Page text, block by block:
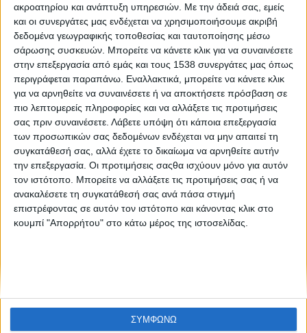
ακροατηρίου και ανάπτυξη υπηρεσιών. Με την άδειά σας, εμείς
και οι συνεργάτες μας ενδέχεται να χρησιμοποιήσουμε ακριβή
δεδομένα γεωγραφικής τοποθεσίας και ταυτοποίησης μέσω
σάρωσης συσκευών. Μπορείτε να κάνετε κλικ για να συναινέσετε
στην επεξεργασία από εμάς και τους 1538 συνεργάτες μας όπως
περιγράφεται παραπάνω. Εναλλακτικά, μπορείτε να κάνετε κλικ
για να αρνηθείτε να συναινέσετε ή να αποκτήσετε πρόσβαση σε
πιο λεπτομερείς πληροφορίες και να αλλάξετε τις προτιμήσεις
σας πριν συναινέσετε. Λάβετε υπόψη ότι κάποια επεξεργασία
των προσωπικών σας δεδομένων ενδέχεται να μην απαιτεί τη
συγκατάθεσή σας, αλλά έχετε το δικαίωμα να αρνηθείτε αυτήν
την επεξεργασία. Οι προτιμήσεις σαςθα ισχύουν μόνο για αυτόν
τον ιστότοπο. Μπορείτε να αλλάξετε τις προτιμήσεις σας ή να
ανακαλέσετε τη συγκατάθεσή σας ανά πάσα στιγμή
επιστρέφοντας σε αυτόν τον ιστότοπο και κάνοντας κλικ στο
κουμπί "Απορρήτου" στο κάτω μέρος της ιστοσελίδας.
ΣΥΜΦΩΝΩ
Στα Social Media, 19 - 26 Μαρτίου 2019
None feed
CONNECT